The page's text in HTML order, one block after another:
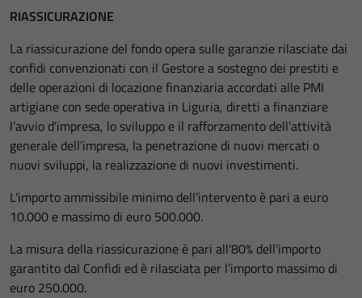
RIASSICURAZIONE
La riassicurazione del fondo opera sulle garanzie rilasciate dai
confidi convenzionati con il Gestore a sostegno dei prestiti e
delle operazioni di locazione finanziaria accordati alle PMI
artigiane con sede operativa in Liguria, diretti a finanziare
l’avvio d'impresa, lo sviluppo e il rafforzamento dell’attività
generale dell’impresa, la penetrazione di nuovi mercati o
nuovi sviluppi, la realizzazione di nuovi investimenti.
L'importo ammissibile minimo dell’intervento è pari a euro
10.000 e massimo di euro 500.000.
La misura della riassicurazione è pari all'80% dell’importo
garantito dal Confidi ed è rilasciata per l’importo massimo di
euro 250.000.